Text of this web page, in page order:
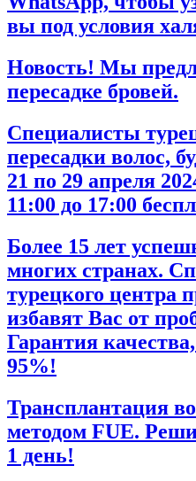
вы под условия
Новость! Мы
пересадке бровей.
Специалисты
пересадки волос,
21 по 29 апреля
11:00 до 17:00
Более 15 лет
многих странах.
турецкого центра
избавят Вас от
Гарантия
95%!
Трансплантация
методом FUE.
1 день!